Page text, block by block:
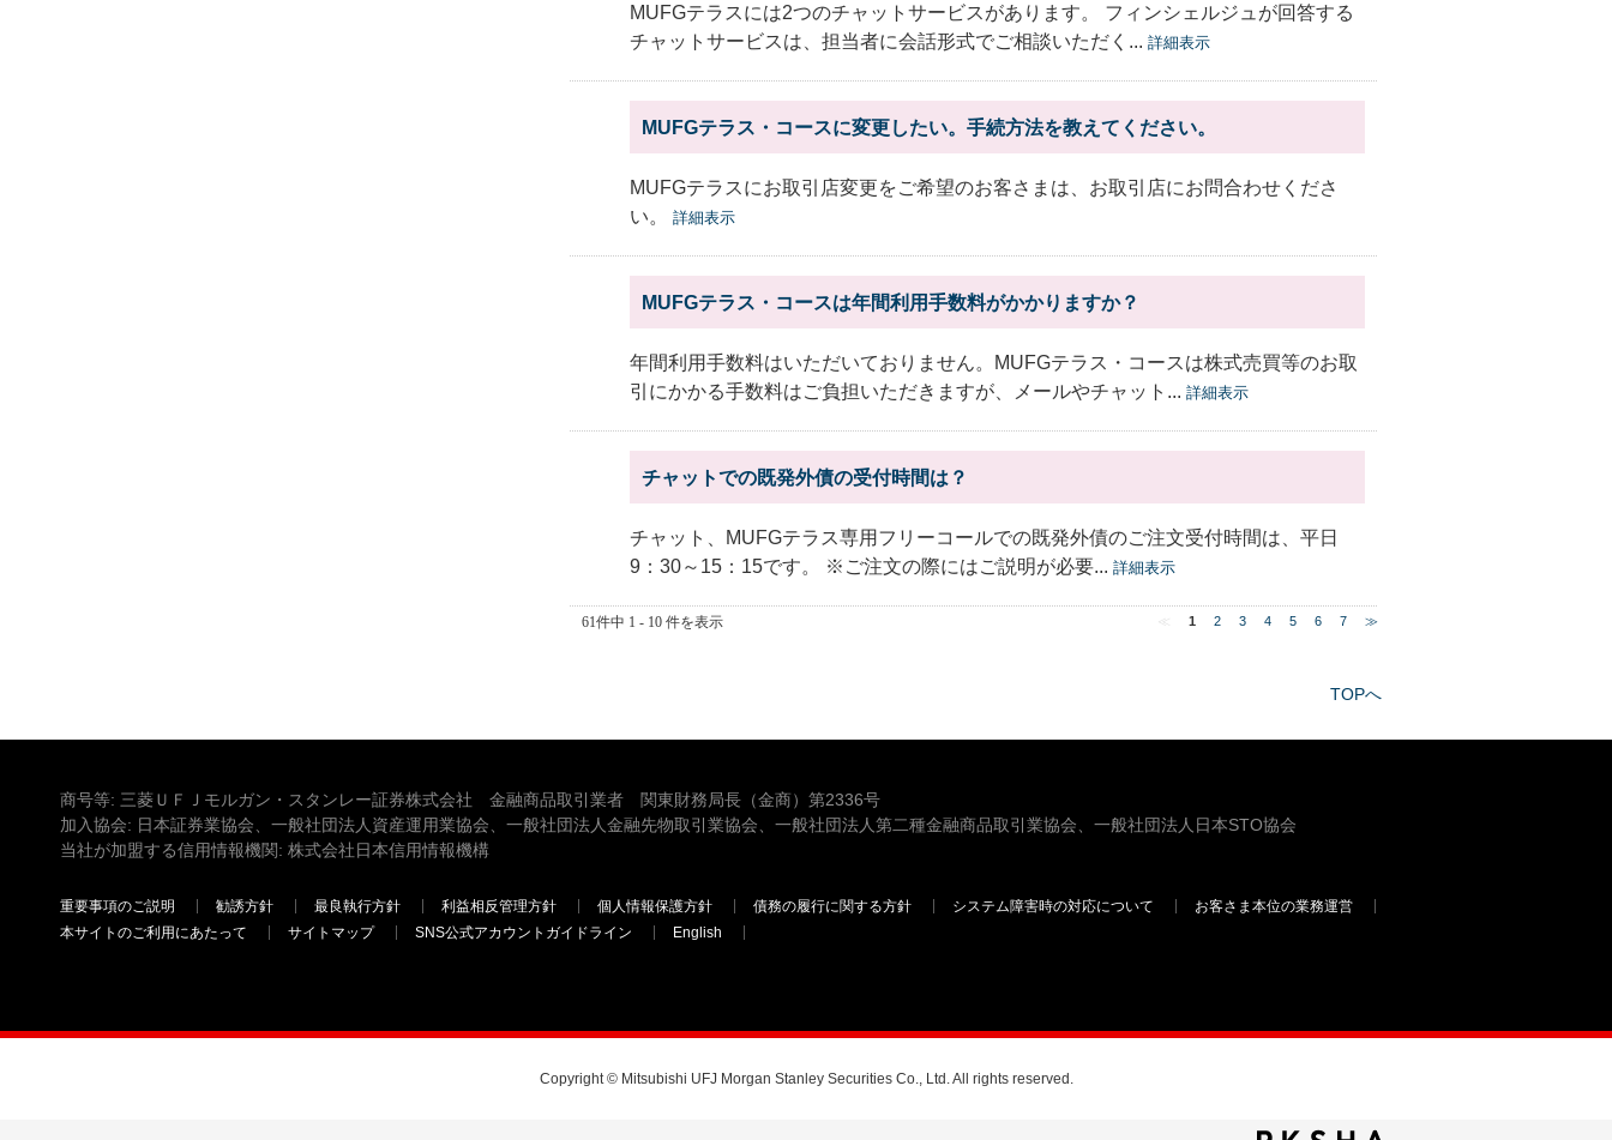
MUFGテラスには2つのチャットサービスがあります。 フィンシェルジュが回答する
チャットサービスは、担当者に会話形式でご相談いただく... 詳細表示
MUFGテラス・コースに変更したい。手続方法を教えてください。
MUFGテラスにお取引店変更をご希望のお客さまは、お取引店にお問合わせくださ
い。
詳細表示
MUFGテラス・コースは年間利用手数料がかかりますか？
年間利用手数料はいただいておりません。MUFGテラス・コースは株式売買等のお取
引にかかる手数料はご負担いただきますが、メールやチャット... 詳細表示
チャットでの既発外債の受付時間は？
チャット、MUFGテラス専用フリーコールでの既発外債のご注文受付時間は、平日
9：30～15：15です。 ※ご注文の際にはご説明が必要... 詳細表示
61件中 1 - 10 件を表示 1 2 3 4 5 6 7 ≫
TOPへ
商号等: 三菱ＵＦＪモルガン・スタンレー証券株式会社 金融商品取引業者 関東財務局長（金商）第2336号
加入協会: 日本証券業協会、一般社団法人資産運用業協会、一般社団法人金融先物取引業協会、一般社団法人第二種金融商品取引業協会、一般社団法人日本STO協会
当社が加盟する信用情報機関: 株式会社日本信用情報機構
重要事項のご説明 勧誘方針 最良執行方針 利益相反管理方針 個人情報保護方針 債務の履行に関する方針 システム障害時の対応について
お客さま本位の業務運営
本サイトのご利用にあたって
サイトマップ SNS公式アカウントガイドライン English
Copyright © Mitsubishi UFJ Morgan Stanley Securities Co., Ltd. All rights reserved.